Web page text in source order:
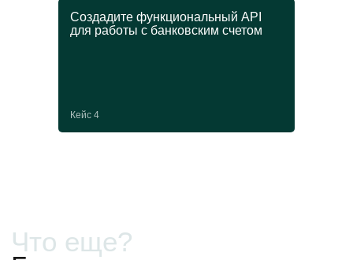
Создадите функциональный API
для работы с банковским счетом
Кейс 4
Управление ИТ-проектами